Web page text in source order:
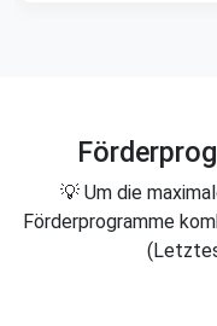
💡 Um die
Förderprogramme